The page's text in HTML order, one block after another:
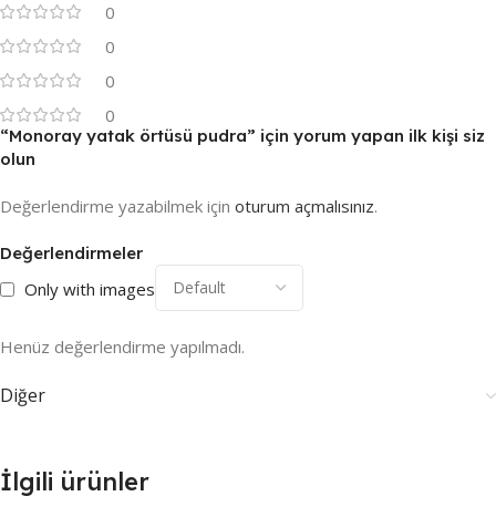
0
0
0
0
Değerlendirmeler
Only with images
Henüz değerlendirme yapılmadı.
“Monoray yatak örtüsü pudra” için yorum yapan ilk kişi siz
olun
Değerlendirme yazabilmek için oturum açmalısınız.
Diğer
İlgili ürünler